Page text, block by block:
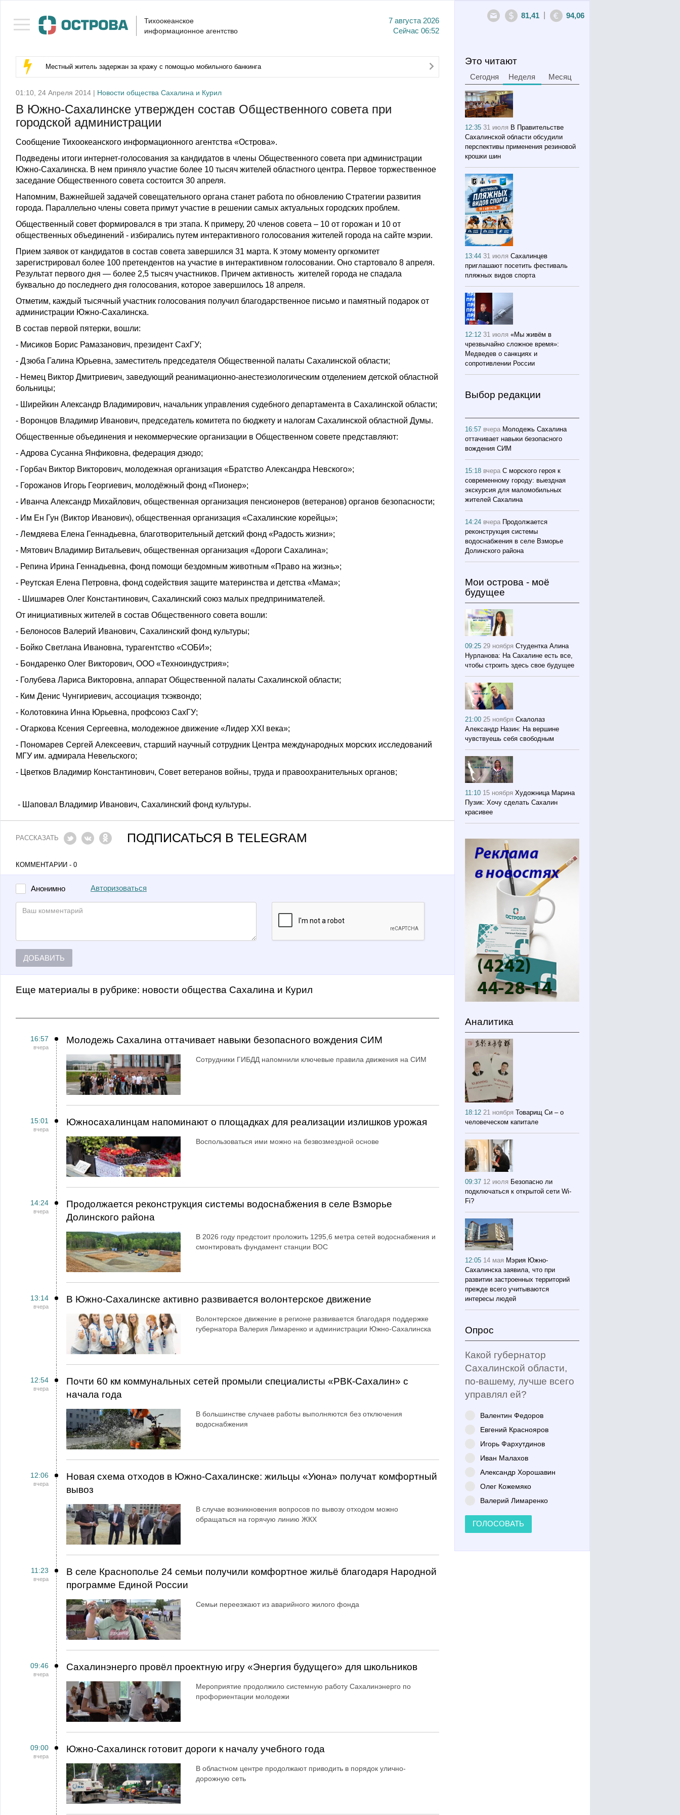
Тихоокеанское
информационное агентство
7 августа 2026
Сейчас 06:52
81,41 94,06
Местный житель задержан за кражу с помощью мобильного банкинга
01:10, 24 Апреля 2014 | Новости общества Сахалина и Курил
В Южно-Сахалинске утвержден состав Общественного совета при
городской администрации
Сообщение Тихоокеанского информационного агентства «Острова».
Подведены итоги интернет-голосования за кандидатов в члены Общественного совета при администрации
Южно-Сахалинска. В нем приняло участие более 10 тысяч жителей областного центра. Первое торжественное
заседание Общественного совета состоится 30 апреля.
Напомним, Важнейшей задачей совещательного органа станет работа по обновлению Стратегии развития
города. Параллельно члены совета примут участие в решении самых актуальных городских проблем.
Общественный совет формировался в три этапа. К примеру, 20 членов совета – 10 от горожан и 10 от
общественных объединений - избирались путем интерактивного голосования жителей города на сайте мэрии.
Прием заявок от кандидатов в состав совета завершился 31 марта. К этому моменту оргкомитет
зарегистрировал более 100 претендентов на участие в интерактивном голосовании. Оно стартовало 8 апреля.
Результат первого дня — более 2,5 тысяч участников. Причем активность жителей города не спадала
буквально до последнего дня голосования, которое завершилось 18 апреля.
Отметим, каждый тысячный участник голосования получил благодарственное письмо и памятный подарок от
администрации Южно-Сахалинска.
В состав первой пятерки, вошли:
- Мисиков Борис Рамазанович, президент СахГУ;
- Дзюба Галина Юрьевна, заместитель председателя Общественной палаты Сахалинской области;
- Немец Виктор Дмитриевич, заведующий реанимационно-анестезиологическим отделением детской областной
больницы;
- Ширейкин Александр Владимирович, начальник управления судебного департамента в Сахалинской области;
- Воронцов Владимир Иванович, председатель комитета по бюджету и налогам Сахалинской областной Думы.
Общественные объединения и некоммерческие организации в Общественном совете представляют:
- Адрова Сусанна Янфиковна, федерация дзюдо;
- Горбач Виктор Викторович, молодежная организация «Братство Александра Невского»;
- Горожанов Игорь Георгиевич, молодёжный фонд «Пионер»;
- Иванча Александр Михайлович, общественная организация пенсионеров (ветеранов) органов безопасности;
- Им Ен Гун (Виктор Иванович), общественная организация «Сахалинские корейцы»;
- Лемдяева Елена Геннадьевна, благотворительный детский фонд «Радость жизни»;
- Мятович Владимир Витальевич, общественная организация «Дороги Сахалина»;
- Репина Ирина Геннадьевна, фонд помощи бездомным животным «Право на жизнь»;
- Реутская Елена Петровна, фонд содействия защите материнства и детства «Мама»;
- Шишмарев Олег Константинович, Сахалинский союз малых предпринимателей.
От инициативных жителей в состав Общественного совета вошли:
- Белоносов Валерий Иванович, Сахалинский фонд культуры;
- Бойко Светлана Ивановна, турагентство «СОБИ»;
- Бондаренко Олег Викторович, ООО «Техноиндустрия»;
- Голубева Лариса Викторовна, аппарат Общественной палаты Сахалинской области;
- Ким Денис Чунгириевич, ассоциация тхэквондо;
- Колотовкина Инна Юрьевна, профсоюз СахГУ;
- Огаркова Ксения Сергеевна, молодежное движение «Лидер XXI века»;
- Пономарев Сергей Алексеевич, старший научный сотрудник Центра международных морских исследований
МГУ им. адмирала Невельского;
- Цветков Владимир Константинович, Совет ветеранов войны, труда и правоохранительных органов;
- Шаповал Владимир Иванович, Сахалинский фонд культуры.
РАССКАЗАТЬ ПОДПИСАТЬСЯ В TELEGRAM
КОММЕНТАРИИ - 0
Анонимно Авторизоваться
ДОБАВИТЬ
Еще материалы в рубрике: Новости общества Сахалина и Курил
16:57
вчера
Молодежь Сахалина оттачивает навыки безопасного вождения СИМ
Сотрудники ГИБДД напомнили ключевые правила движения на СИМ
15:01
вчера
Южносахалинцам напоминают о площадках для реализации излишков урожая
Воспользоваться ими можно на безвозмездной основе
14:24
вчера
Продолжается реконструкция системы водоснабжения в селе Взморье
Долинского района
В 2026 году предстоит проложить 1295,6 метра сетей водоснабжения и
смонтировать фундамент станции ВОС
13:14
вчера
В Южно-Сахалинске активно развивается волонтерское движение
Волонтерское движение в регионе развивается благодаря поддержке
губернатора Валерия Лимаренко и администрации Южно-Сахалинска
12:54
вчера
Почти 60 км коммунальных сетей промыли специалисты «РВК‑Сахалин» с
начала года
В большинстве случаев работы выполняются без отключения
водоснабжения
12:06
вчера
Новая схема отходов в Южно-Сахалинске: жильцы «Уюна» получат комфортный
вывоз
В случае возникновения вопросов по вывозу отходом можно
обращаться на горячую линию ЖКХ
11:23
вчера
В селе Краснополье 24 семьи получили комфортное жильё благодаря Народной
программе Единой России
Семьи переезжают из аварийного жилого фонда
09:46
вчера
Сахалинэнерго провёл проектную игру «Энергия будущего» для школьников
Мероприятие продолжило системную работу Сахалинэнерго по
профориентации молодежи
09:00
вчера
Южно-Сахалинск готовит дороги к началу учебного года
В областном центре продолжают приводить в порядок улично-
дорожную сеть
Это читают
Сегодня Неделя Месяц
12:3531 июля В Правительстве
Сахалинской области обсудили
перспективы применения резиновой
крошки шин
13:4431 июля Сахалинцев
приглашают посетить фестиваль
пляжных видов спорта
12:1231 июля «Мы живём в
чрезвычайно сложное время»:
Медведев о санкциях и
сопротивлении России
Выбор редакции
16:57 вчера Молодежь Сахалина
оттачивает навыки безопасного
вождения СИМ
15:18 вчера С морского героя к
современному городу: выездная
экскурсия для маломобильных
жителей Сахалина
14:24 вчера Продолжается
реконструкция системы
водоснабжения в селе Взморье
Долинского района
Мои острова - моё
будущее
09:2529 ноября Студентка Алина
Нурланова: На Сахалине есть все,
чтобы строить здесь свое будущее
21:0025 ноября Скалолаз
Александр Назин: На вершине
чувствуешь себя свободным
11:10 15 ноября Художница Марина
Пузик: Хочу сделать Сахалин
красивее
Аналитика
18:1221 ноября Товарищ Си – о
человеческом капитале
09:37 12 июля Безопасно ли
подключаться к открытой сети Wi-
Fi?
12:05 14 мая Мэрия Южно-
Сахалинска заявила, что при
развитии застроенных территорий
прежде всего учитываются
интересы людей
Опрос
Какой губернатор
Сахалинской области,
по-вашему, лучше всего
управлял ей?
Валентин Федоров
Евгений Краснояров
Игорь Фархутдинов
Иван Малахов
Александр Хорошавин
Олег Кожемяко
Валерий Лимаренко
ГОЛОСОВАТЬ